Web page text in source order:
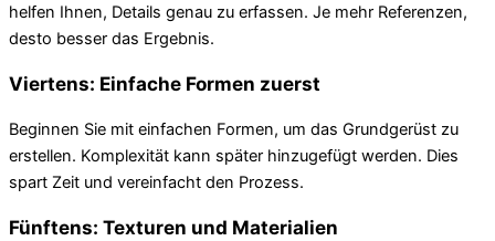
helfen Ihnen, Details genau zu erfassen. Je mehr Referenzen,
desto besser das Ergebnis.
Viertens: Einfache Formen zuerst
Beginnen Sie mit einfachen Formen, um das Grundgerüst zu
erstellen. Komplexität kann später hinzugefügt werden. Dies
spart Zeit und vereinfacht den Prozess.
Fünftens: Texturen und Materialien